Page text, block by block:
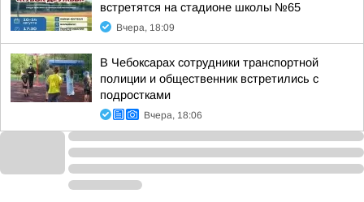
встретятся на стадионе школы №65
Вчера, 18:09
В Чебоксарах сотрудники транспортной
полиции и общественник встретились с
подростками
Вчера, 18:06